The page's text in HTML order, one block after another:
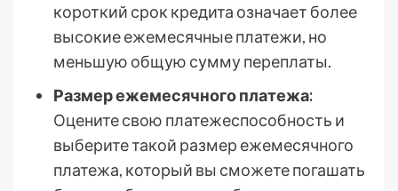
короткий срок кредита означает более
высокие ежемесячные платежи, но
меньшую общую сумму переплаты.
Размер ежемесячного платежа:
Оцените свою платежеспособность и
выберите такой размер ежемесячного
платежа, который вы сможете погашать